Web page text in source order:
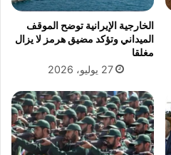
الخارجية الإيرانية توضح الموقف
الميداني وتؤكد مضيق هرمز لا يزال
مغلقا
27 يوليو، 2026